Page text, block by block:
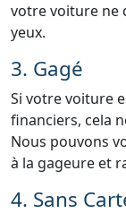
votre voiture ne
yeux.
3. Gagé
Si votre voiture
financiers, cela
Nous pouvons
à la gageure et
4. Sans